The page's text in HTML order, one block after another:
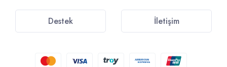
Destek İletişim